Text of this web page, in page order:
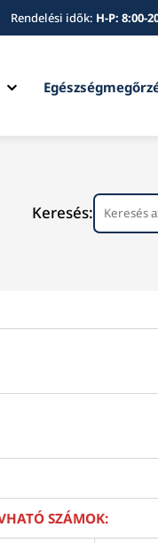
Rendelési idők: H-P: 8:00-
Expand
Keresés:
SZÁMOK: